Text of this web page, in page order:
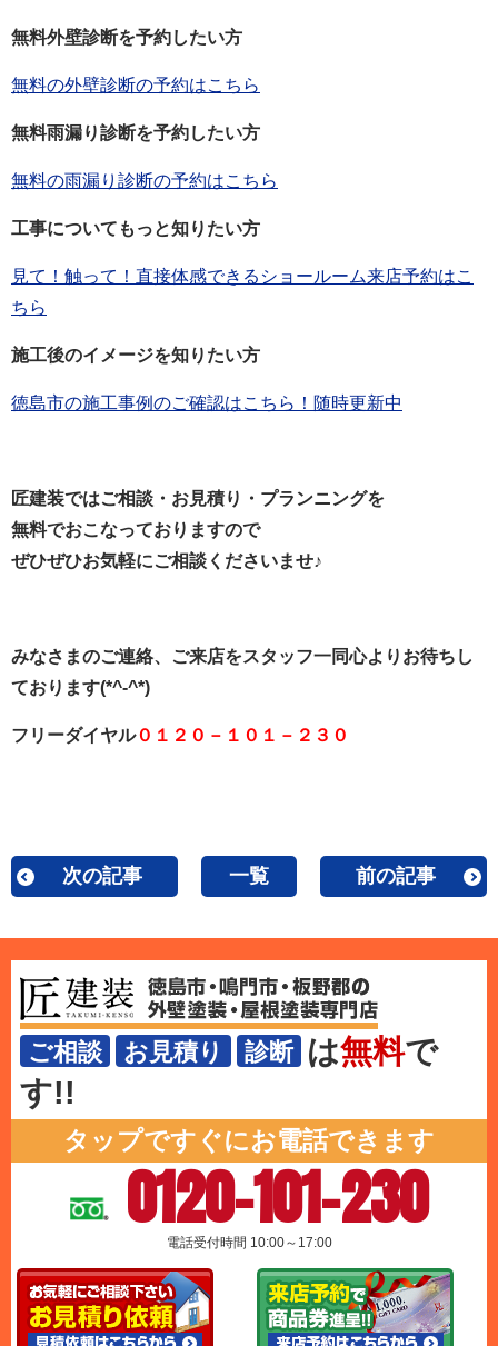
無料外壁診断を予約したい方
無料の外壁診断の予約はこちら
無料雨漏り診断を予約したい方
無料の雨漏り診断の予約はこちら
工事についてもっと知りたい方
見て！触って！直接体感できるショールーム来店予約はこ
ちら
施工後のイメージを知りたい方
徳島市の施工事例のご確認はこちら！随時更新中
匠建装ではご相談・お見積り・プランニングを
無料でおこなっておりますので
ぜひぜひお気軽にご相談くださいませ♪
みなさまのご連絡、ご来店をスタッフ一同心よりお待ちし
ております(*^-^*)
フリーダイヤル０１２０－１０１－２３０
次の記事 一覧 前の記事
ご相談 お見積り 診断 は無料で
す!!
タップですぐにお電話できます
0120-101-230
電話受付時間 10:00～17:00